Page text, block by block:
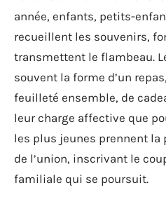
année, enfants, petits-
recueillent les souvenirs,
transmettent le flambeau.
souvent la forme d’un
feuilleté ensemble, de
leur charge affective que
les plus jeunes prennent
de l’union, inscrivant le
familiale qui se poursuit.